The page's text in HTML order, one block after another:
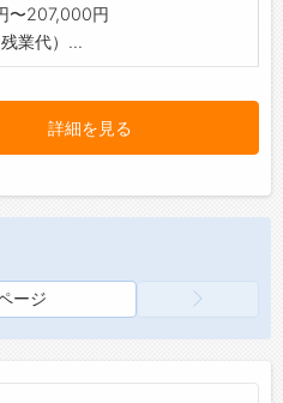
〜207,000円
残業代）...
詳細を見る
ージ